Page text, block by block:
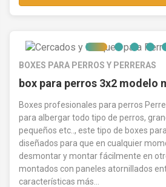
BOXES PARA PERROS Y PERRERAS
box para perros 3x2 modelo
Boxes profesionales para perros
para albergar todo tipo de perros,
pequeños etc.., este tipo de boxes
diseñados para que en cualquier
desmontar y montar fácilmente en
montados con paneles atornillados
características más...